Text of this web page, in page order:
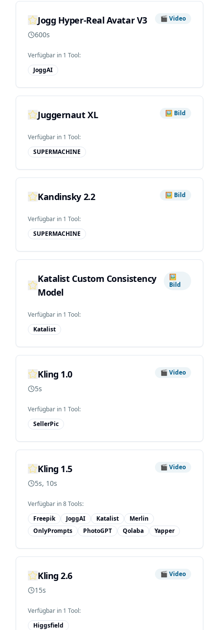
Jogg Hyper-Real Avatar V3 🎬 Video
600s
Verfügbar in 1 Tool:
JoggAI
Juggernaut XL 🖼️ Bild
Verfügbar in 1 Tool:
SUPERMACHINE
Kandinsky 2.2 🖼️ Bild
Verfügbar in 1 Tool:
SUPERMACHINE
Katalist Custom Consistency
Model
🖼️
Bild
Verfügbar in 1 Tool:
Katalist
Kling 1.0 🎬 Video
5s
Verfügbar in 1 Tool:
SellerPic
Kling 1.5 🎬 Video
5s, 10s
Verfügbar in8Tools:
Freepik
JoggAI Katalist
Merlin
OnlyPrompts
PhotoGPT Qolaba Yapper
Kling 2.6 🎬 Video
15s
Verfügbar in 1 Tool:
Higgsfield